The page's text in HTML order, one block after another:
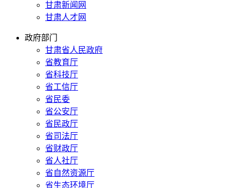
甘肃新闻网
甘肃人才网
政府部门
甘肃省人民政府
省教育厅
省科技厅
省工信厅
省民委
省公安厅
省民政厅
省司法厅
省财政厅
省人社厅
省自然资源厅
省生态环境厅